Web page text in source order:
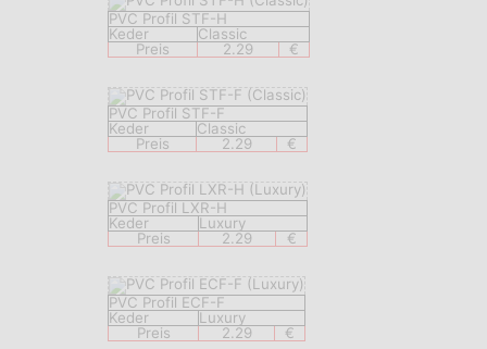
PVC Profil STF-H
Keder
Classic
Preis
2.29 €
PVC Profil STF-F
Keder
Classic
Preis
2.29 €
PVC Profil LXR-H
Keder
Luxury
Preis
2.29 €
PVC Profil ECF-F
Keder
Luxury
Preis
2.29 €